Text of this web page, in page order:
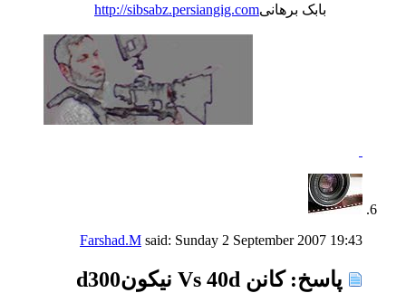
بابک برهانیhttp://sibsabz.persiangig.com
Farshad.M said: Sunday 2 September 2007 19:43
پاسخ: كانن Vs 40d نیكونd300